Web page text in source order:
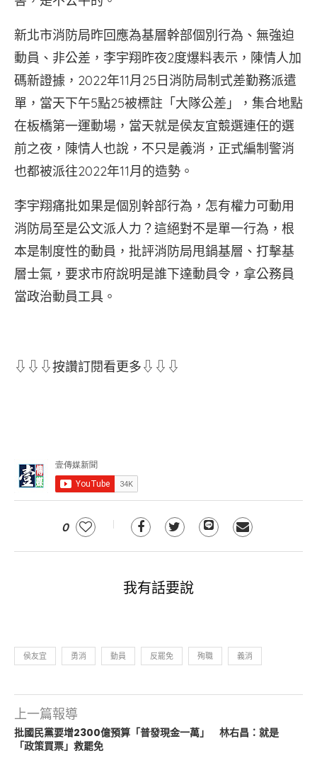
新北市消防局昨回應為基層幹部個別行為、無強迫
動員、非公差，李宇翔昨夜2度爆料表示，陳情人加
碼新證據，2022年11月25日消防局制式差勤務派遣
單，當天下午5點25被標註「大隊公差」，集合地點
在板橋第一運動場，當天就是侯友宜競選連任的選
前之夜，陳情人也說，不只是義消，正式編制警消
也都被派往2022年11月的造勢。
李宇翔痛批如果是個別幹部行為，怎有權力可動用
消防局至是公文派人力？這絕對不是單一行為，根
本是制度性的動員，批評消防局甩鍋基層、打擊基
層士氣，要求市府說明是誰下達動員令，拿公務員
當政治動員工具。
⇩⇩⇩按讚訂閱看更多⇩⇩⇩
0
我有話要說
侯友宜 勇消 動員 反罷免 殉職 義消
上一篇報導
批國民黨要增2300億預算「普發現金一萬」 林右昌：就是
「政策買票」救罷免